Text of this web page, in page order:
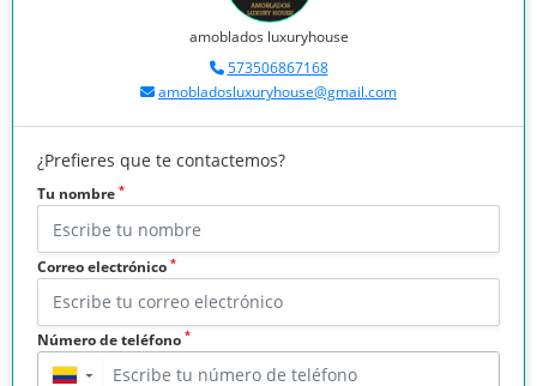
amoblados luxuryhouse
573506867168
amobladosluxuryhouse@gmail.com
¿Prefieres que te contactemos?
Tu nombre *
Correo electrónico *
Número de teléfono *
▼